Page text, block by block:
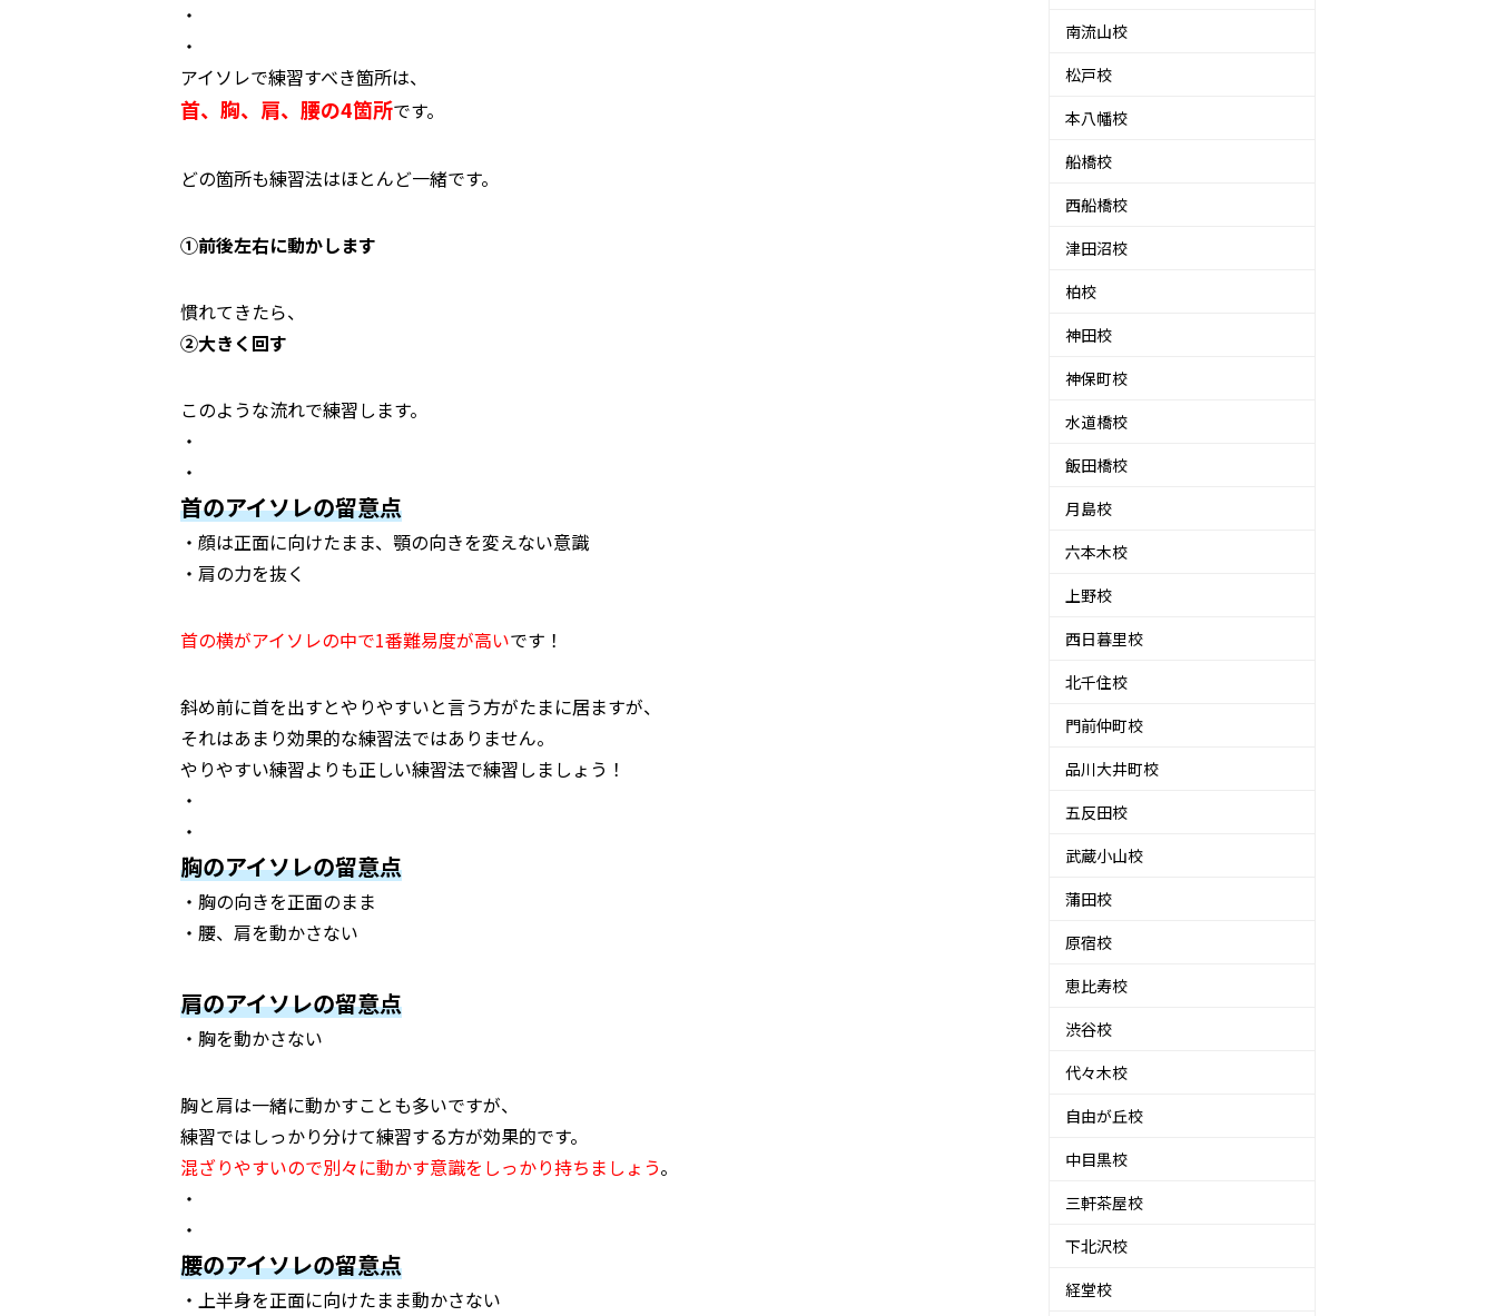
・
・
アイソレで練習すべき箇所は、
首、胸、肩、腰の4箇所です。
どの箇所も練習法はほとんど一緒です。
①前後左右に動かします
慣れてきたら、
②大きく回す
このような流れで練習します。
・
・
首のアイソレの留意点
・顔は正面に向けたまま、顎の向きを変えない意識
・肩の力を抜く
首の横がアイソレの中で1番難易度が高いです！
斜め前に首を出すとやりやすいと言う方がたまに居ますが、
それはあまり効果的な練習法ではありません。
やりやすい練習よりも正しい練習法で練習しましょう！
・
・
胸のアイソレの留意点
・胸の向きを正面のまま
・腰、肩を動かさない
肩のアイソレの留意点
・胸を動かさない
胸と肩は一緒に動かすことも多いですが、
練習ではしっかり分けて練習する方が効果的です。
混ざりやすいので別々に動かす意識をしっかり持ちましょう。
・
・
腰のアイソレの留意点
・上半身を正面に向けたまま動かさない
南流山校
松戸校
本八幡校
船橋校
西船橋校
津田沼校
柏校
神田校
神保町校
水道橋校
飯田橋校
月島校
六本木校
上野校
西日暮里校
北千住校
門前仲町校
品川大井町校
五反田校
武蔵小山校
蒲田校
原宿校
恵比寿校
渋谷校
代々木校
自由が丘校
中目黒校
三軒茶屋校
下北沢校
経堂校